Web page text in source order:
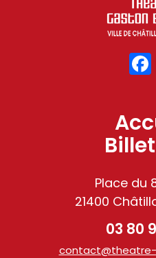
Place du
21400
03 80